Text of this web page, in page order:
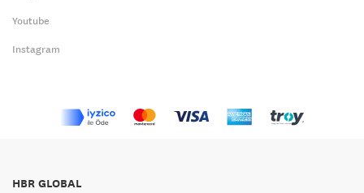
Youtube
Instagram
HBR GLOBAL